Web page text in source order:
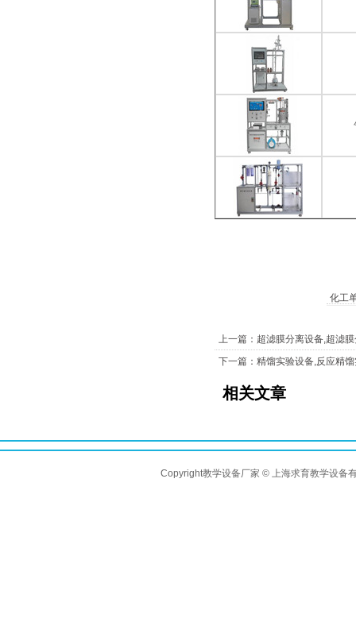
化工
上一篇：超滤膜分离设备,超滤
下一篇：精馏实验设备,反应精
相关文章
Copyright教学设备厂家 © 上海求育教学设备